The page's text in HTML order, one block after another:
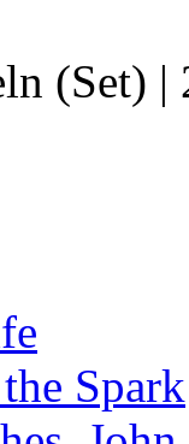
(Set) |